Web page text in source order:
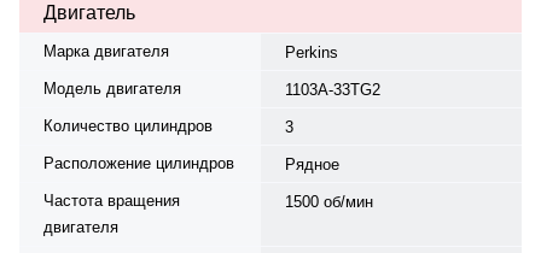
Двигатель
Марка двигателя
Perkins
Модель двигателя
1103A-33TG2
Количество цилиндров
3
Расположение цилиндров
Рядное
Частота вращения
двигателя
1500 об/мин